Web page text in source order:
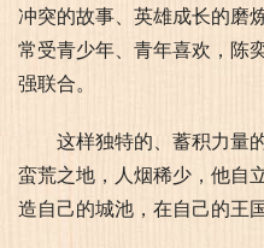
冲突的故事、英雄成长的磨
常受青少年、青年喜欢，陈
强联合。
这样独特的、蓄积力量
蛮荒之地，人烟稀少，他自
造自己的城池，在自己的王